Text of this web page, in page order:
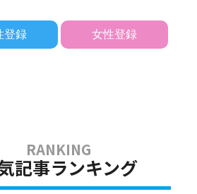
登録 女性登録
記事ランキング